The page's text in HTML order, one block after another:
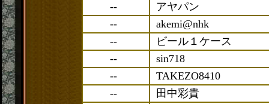
--
アヤパン
--
akemi@nhk
--
ビール１ケース
--
sin718
--
TAKEZO8410
--
田中彩貴